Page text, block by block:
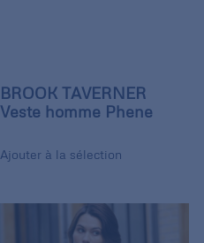
BROOK TAVERNER
Veste homme Phene
Ajouter à la sélection